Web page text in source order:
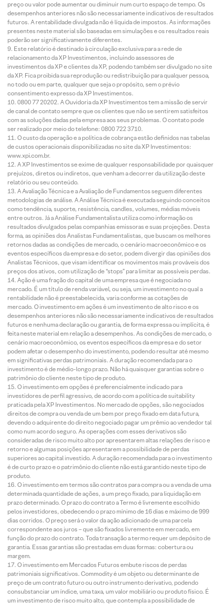
preço ou valor pode aumentar ou diminuir num curto espaço de tempo. Os
desempenhos anteriores não são necessariamente indicativos de resultados
futuros. A rentabilidade divulgada não é líquida de impostos. As informações
presentes neste material são baseadas em simulações e os resultados reais
poderão ser significativamente diferentes.
Este relatório é destinado à circulação exclusiva para a rede de
relacionamento da XP Investimentos, incluindo assessores de
investimentos da XP e clientes da XP, podendo também ser divulgado no site
da XP. Fica proibida sua reprodução ou redistribuição para qualquer pessoa,
no todo ou em parte, qualquer que seja o propósito, sem o prévio
consentimento expresso da XP Investimentos.
0800 77 20202. A Ouvidoria da XP Investimentos tem a missão de servir
de canal de contato sempre que os clientes que não se sentirem satisfeitos
com as soluções dadas pela empresa aos seus problemas. O contato pode
ser realizado por meio do telefone: 0800 722 3710.
O custo da operação e a política de cobrança estão definidos nas tabelas
de custos operacionais disponibilizadas no site da XP Investimentos:
www.xpi.com.br.
A XP Investimentos se exime de qualquer responsabilidade por quaisquer
prejuízos, diretos ou indiretos, que venham a decorrer da utilização deste
relatório ou seu conteúdo.
A Avaliação Técnica e a Avaliação de Fundamentos seguem diferentes
metodologias de análise. A Análise Técnica é executada seguindo conceitos
como tendência, suporte, resistência, candles, volumes, médias móveis
entre outros. Já a Análise Fundamentalista utiliza como informação os
resultados divulgados pelas companhias emissoras e suas projeções. Desta
forma, as opiniões dos Analistas Fundamentalistas, que buscam os melhores
retornos dadas as condições de mercado, o cenário macroeconômico e os
eventos específicos da empresa e do setor, podem divergir das opiniões dos
Analistas Técnicos, que visam identificar os movimentos mais prováveis dos
preços dos ativos, com utilização de “stops” para limitar as possíveis perdas.
Ação é uma fração do capital de uma empresa que é negociada no
mercado. É um título de renda variável, ou seja, um investimento no qual a
rentabilidade não é preestabelecida, varia conforme as cotações de
mercado. O investimento em ações é um investimento de alto risco e os
desempenhos anteriores não são necessariamente indicativos de resultados
futuros e nenhuma declaração ou garantia, de forma expressa ou implícita, é
feita neste material em relação a desempenhos. As condições de mercado, o
cenário macroeconômico, os eventos específicos da empresa e do setor
podem afetar o desempenho do investimento, podendo resultar até mesmo
em significativas perdas patrimoniais. A duração recomendada para o
investimento é de médio-longo prazo. Não há quaisquer garantias sobre o
patrimônio do cliente neste tipo de produto.
O investimento em opções é preferencialmente indicado para
investidores de perfil agressivo, de acordo com a política de suitability
praticada pela XP Investimentos. No mercado de opções, são negociados
direitos de compra ou venda de um bem por preço fixado em data futura,
devendo o adquirente do direito negociado pagar um prêmio ao vendedor tal
como num acordo seguro. As operações com esses derivativos são
consideradas de risco muito alto por apresentarem altas relações de risco e
retorno e algumas posições apresentarem a possibilidade de perdas
superiores ao capital investido. A duração recomendada para o investimento
é de curto prazo e o patrimônio do cliente não está garantido neste tipo de
produto.
O investimento em termos são contratos para compra ou a venda de uma
determinada quantidade de ações, a um preço fixado, para liquidação em
prazo determinado. O prazo do contrato a Termo é livremente escolhido
pelos investidores, obedecendo o prazo mínimo de 16 dias e máximo de 999
dias corridos. O preço será o valor da ação adicionado de uma parcela
correspondente aos juros – que são fixados livremente em mercado, em
função do prazo do contrato. Toda transação a termo requer um depósito de
garantia. Essas garantias são prestadas em duas formas: cobertura ou
margem.
O investimento em Mercados Futuros embute riscos de perdas
patrimoniais significativos. Commodity é um objeto ou determinante de
preço de um contrato futuro ou outro instrumento derivativo, podendo
consubstanciar um índice, uma taxa, um valor mobiliário ou produto físico. É
um investimento de risco muito alto, que contempla a possibilidade de